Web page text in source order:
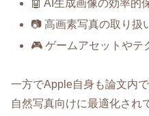
🤖 AI生成画像の効率的
📷 高画素写真の取り扱
🎮 ゲームアセットやテ
一方でApple自身も論文内
自然写真向けに最適化され